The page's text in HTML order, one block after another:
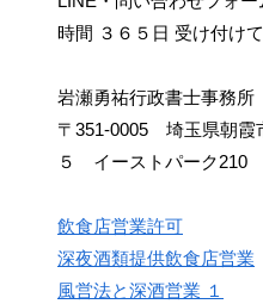
時間 ３６５日 受け付けて
岩瀬勇祐行政書士事務所
〒351-0005 埼玉県朝霞
５ イーストパーク210
飲食店営業許可
深夜酒類提供飲食店営業
風営法と深酒営業 １